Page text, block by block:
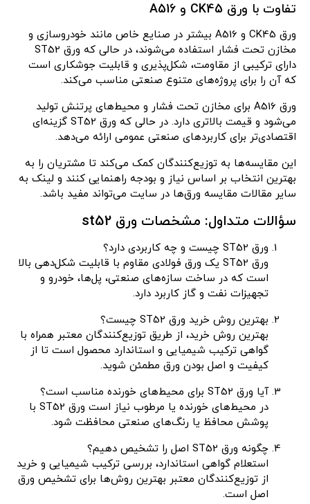
تفاوت با ورق CK45 و A516
ورق CK45 و A516 بیشتر در صنایع خاص مانند خودروسازی و
مخازن تحت فشار استفاده می‌شوند، در حالی که ورق ST52
دارای ترکیبی از مقاومت، شکل‌پذیری و قابلیت جوشکاری است
که آن را برای پروژه‌های متنوع صنعتی مناسب می‌کند.
ورق A516 برای مخازن تحت فشار و محیط‌های پرتنش تولید
می‌شود و قیمت بالاتری دارد. در حالی که ورق ST52 گزینه‌ای
اقتصادی‌تر برای کاربردهای صنعتی عمومی ارائه می‌دهد.
این مقایسه‌ها به توزیع‌کنندگان کمک می‌کند تا مشتریان را به
بهترین انتخاب بر اساس نیاز و بودجه راهنمایی کنند و لینک به
سایر مقالات مقایسه ورق‌ها در سایت می‌تواند مفید باشد.
سؤالات متداول: مشخصات ورق st52
ورق ST52 چیست و چه کاربردی دارد؟
ورق ST52 یک ورق فولادی مقاوم با قابلیت شکل‌دهی بالا
است که در ساخت سازه‌های صنعتی، پل‌ها، خودرو و
تجهیزات نفت و گاز کاربرد دارد.
بهترین روش خرید ورق ST52 چیست؟
بهترین روش خرید، از طریق توزیع‌کنندگان معتبر همراه با
گواهی ترکیب شیمیایی و استاندارد محصول است تا از
کیفیت و اصل بودن ورق مطمئن شوید.
آیا ورق ST52 برای محیط‌های خورنده مناسب است؟
در محیط‌های خورنده یا مرطوب نیاز است ورق ST52 با
پوشش محافظ یا رنگ‌های صنعتی محافظت شود.
چگونه ورق ST52 اصل را تشخیص دهیم؟
استعلام گواهی استاندارد، بررسی ترکیب شیمیایی و خرید
از توزیع‌کنندگان معتبر بهترین روش‌ها برای تشخیص ورق
اصل است.